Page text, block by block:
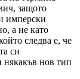
защото
имперски
а не като
следва е, че
си
някакъв нов тип